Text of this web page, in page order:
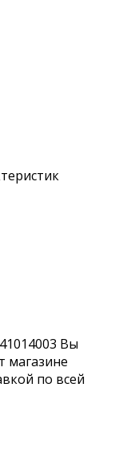
Вы
магазине
по всей